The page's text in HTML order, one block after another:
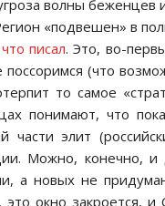
волны беженцев
«подвешен» в
писал. Это, во-
(что
то самое
понимают, что пока
части элит
Можно, конечно,
а новых не
окно закроется,